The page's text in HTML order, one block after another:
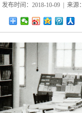
发布时间：2018-10-09 | 来源：